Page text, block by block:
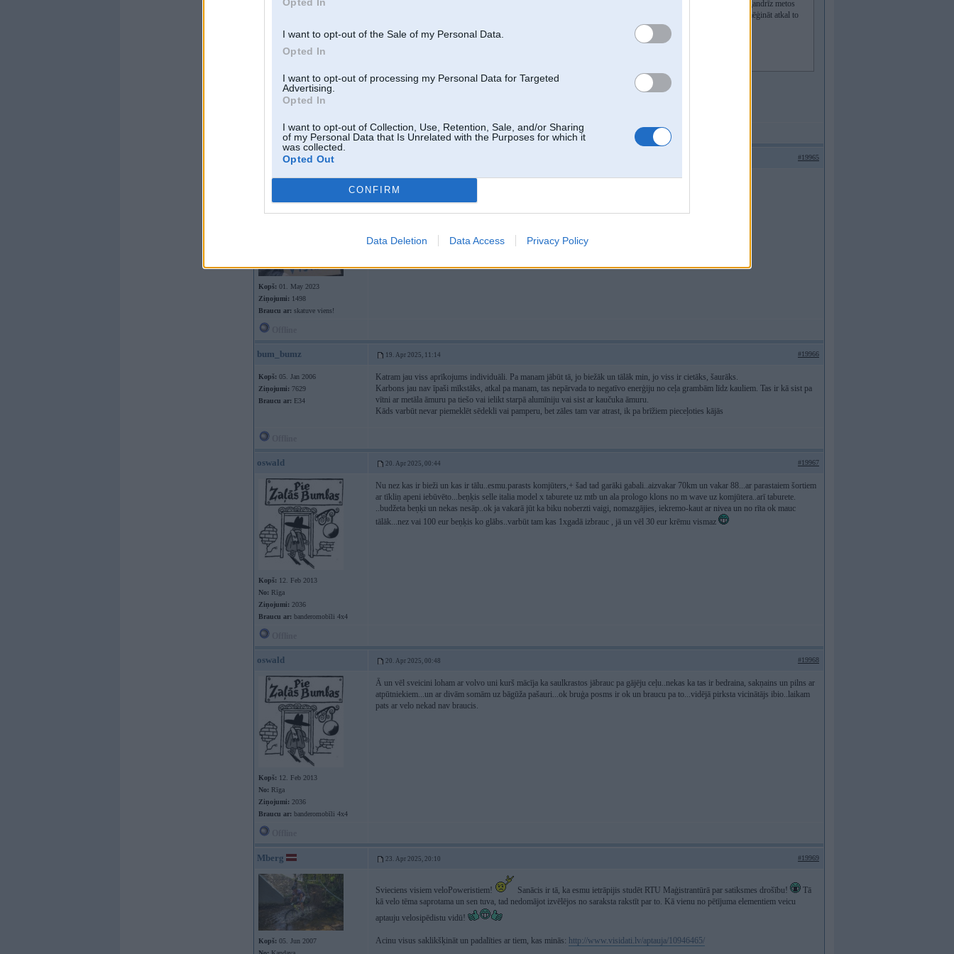
I want to opt-out of the Sale of my Personal Data.
Opted In
I want to opt-out of processing my Personal Data for Targeted
Advertising.
Opted In
I want to opt-out of Collection, Use, Retention, Sale, and/or Sharing
of my Personal Data that Is Unrelated with the Purposes for which it
was collected.
Opted Out
CONFIRM
Data Deletion Data Access Privacy Policy
(alumīnija) un piefiksēju, ka pēc garākiem braucueniem smeldz mugura, tur man sena ķibele. Kļuvu bēdīgs, gandrīz metos
pirkt to stuti ar paralelogramu un elastomēru vidū, bet tad padomāju - pirms pāris simtu nolikšanas labāk pamēģināt atkal to
karbona stuti - problēma atrisināta
Offline
martins_usars #19965
Kopš: 01. May 2023
Ziņojumi: 1498
Braucu ar: skatuve viens!
Apspīlēti velo šorti ir visu mazo ficuku bieds
bum_bumz 19. Apr 2025, 11:14 #19966
Kopš: 05. Jan 2006
Ziņojumi: 7629
Braucu ar: E34
Katram jau viss aprīkojums individuāli. Pa manam jābūt tā, jo biežāk un tālāk min, jo viss ir cietāks, šaurāks.
Karbons jau nav īpaši mīkstāks, atkal pa manam, tas nepārvada to negatīvo enerģiju no ceļa grambām līdz kauliem. Tas ir kā sist pa
vītni ar metāla āmuru pa tiešo vai ielikt starpā alumīniju vai sist ar kaučuka āmuru.
Kāds varbūt nevar piemeklēt sēdekli vai pamperu, bet zāles tam var atrast, ik pa brīžiem pieceļoties kājās
oswald 20. Apr 2025, 00:44 #19967
Kopš: 12. Feb 2013
No: Rīga
Ziņojumi: 2036
Braucu ar: banderomobīli 4x4
Nu nez kas ir bieži un kas ir tālu..esmu.parasts komjūters,+ šad tad garāki gabali..aizvakar 70km un vakar 88...ar parastaiem šortiem
ar tīkliņ apeni iebūvēto...beņķis selle italia model x taburete uz mtb un ala prologo klons no m wave uz komjūtera..arī taburete.
..budžeta beņķi un nekas nesāp..ok ja vakarā jūt ka biku noberzti vaigi, nomazgājies, iekremo-kaut ar nivea un no rīta ok mauc
tālāk...nez vai 100 eur beņķis ko glābs..varbūt tam kas 1xgadā izbrauc , jā un vēl 30 eur krēmu vismaz
oswald 20. Apr 2025, 00:48 #19968
Kopš: 12. Feb 2013
No: Rīga
Ziņojumi: 2036
Braucu ar: banderomobīli 4x4
Ā un vēl sveicini loham ar volvo uni kurš mācīja ka saulkrastos jābrauc pa gājēju ceļu..nekas ka tas ir bedraina, sakņains un pilns ar
atpūtniekiem...un ar divām somām uz bāgūža pašauri...ok bruģa posms ir ok un braucu pa to...vidējā pirksta vicinātājs ibio..laikam
pats ar velo nekad nav braucis.
Mberg 23. Apr 2025, 20:10 #19969
Kopš: 05. Jun 2007
Svieciens visiem veloPoweristiem! Sanācis ir tā, ka esmu ietrāpijis studēt RTU Maģistrantūrā par satiksmes drošību!
Tā
kā velo tēma saprotama un sen tuva, tad nedomājot izvēlējos no saraksta rakstīt par to. Kā vienu no pētījuma elementiem veicu
aptauju velosipēdistu vidū!
Acinu visus saklikšķināt un padalīties ar tiem, kas minās: http://www.visidati.lv/aptauja/10946465/